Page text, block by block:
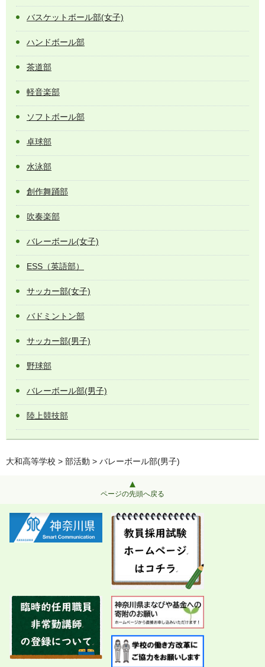
バスケットボール部(女子)
ハンドボール部
茶道部
軽音楽部
ソフトボール部
卓球部
水泳部
創作舞踊部
吹奏楽部
バレーボール(女子)
ESS（英語部）
サッカー部(女子)
バドミントン部
サッカー部(男子)
野球部
バレーボール部(男子)
陸上競技部
大和高等学校 > 部活動 > バレーボール部(男子)
ページの先頭へ戻る